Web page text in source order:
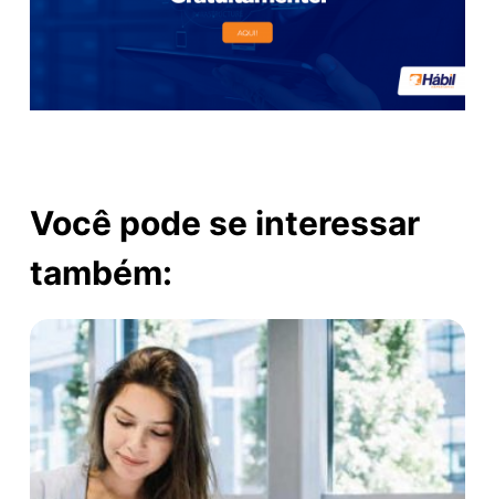
Você pode se interessar
também: